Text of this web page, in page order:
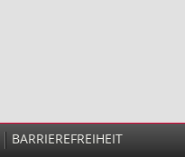
BARRIEREFREIHEIT